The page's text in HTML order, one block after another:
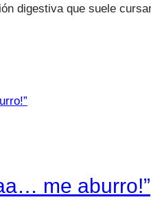
digestiva que suele
me aburro!”